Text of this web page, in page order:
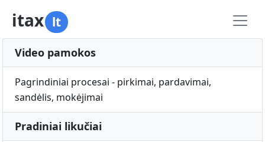
itax lt
Video pamokos
Pagrindiniai procesai - pirkimai, pardavimai,
sandėlis, mokėjimai
Pradiniai likučiai